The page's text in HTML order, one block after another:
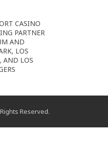
CASINO
PARTNER
AND
LOS
AND LOS
Reserved.